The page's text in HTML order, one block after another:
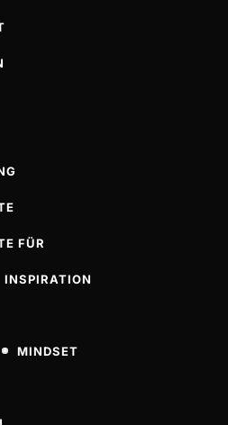
FÜR
INSPIRATION
MINDSET